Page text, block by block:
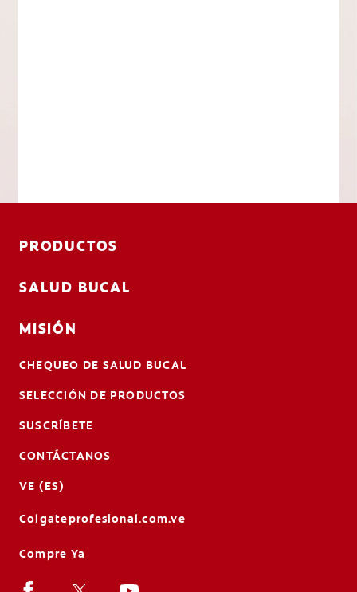
PRODUCTOS
SALUD BUCAL
MISIÓN
CHEQUEO DE SALUD BUCAL
SELECCIÓN DE PRODUCTOS
SUSCRÍBETE
CONTÁCTANOS
VE (ES)
Colgateprofesional.com.ve
Compre Ya